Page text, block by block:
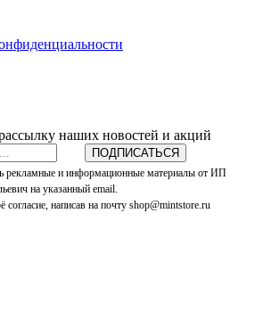
наших новостей и акций
ПОДПИСАТЬСЯ
рекламные и информационные материалы от ИП
на указанный email.
согласие, написав на почту shop@mintstore.ru